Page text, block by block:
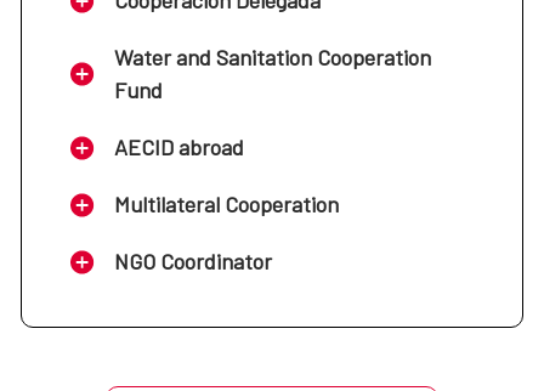
Water and Sanitation Cooperation
Fund
AECID abroad
Multilateral Cooperation
NGO Coordinator